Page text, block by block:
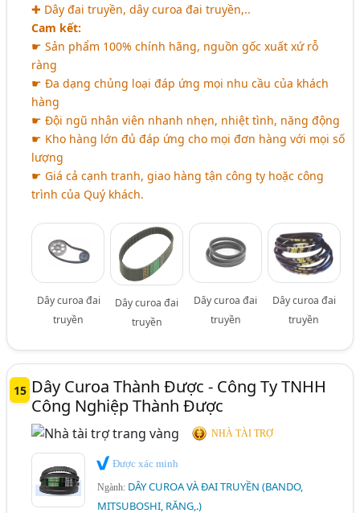
✚ Dây đai truyền, dây curoa đai truyền,..
Cam kết:
☛ Sản phẩm 100% chính hãng, nguồn gốc xuất xứ rỗ
ràng
☛ Đa dạng chủng loại đáp ứng mọi nhu cầu của khách
hàng
☛ Đội ngũ nhân viên nhanh nhẹn, nhiệt tình, năng động
☛ Kho hàng lớn đủ đáp ứng cho mọi đơn hàng với mọi số
lượng
☛ Giá cả cạnh tranh, giao hàng tận công ty hoặc công
trình của Quý khách.
Dây curoa đai
truyền
Dây curoa đai
truyền
Dây curoa đai
truyền
Dây curoa đai
truyền
15 Dây Curoa Thành Được - Công Ty TNHH
Công Nghiệp Thành Được
NHÀ TÀI TRỢ
Được xác minh
Ngành: DÂY CUROA VÀ ĐAI TRUYỀN (BANDO,
MITSUBOSHI, RĂNG,.)